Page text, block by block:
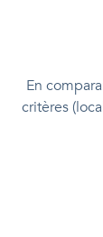
En
critères